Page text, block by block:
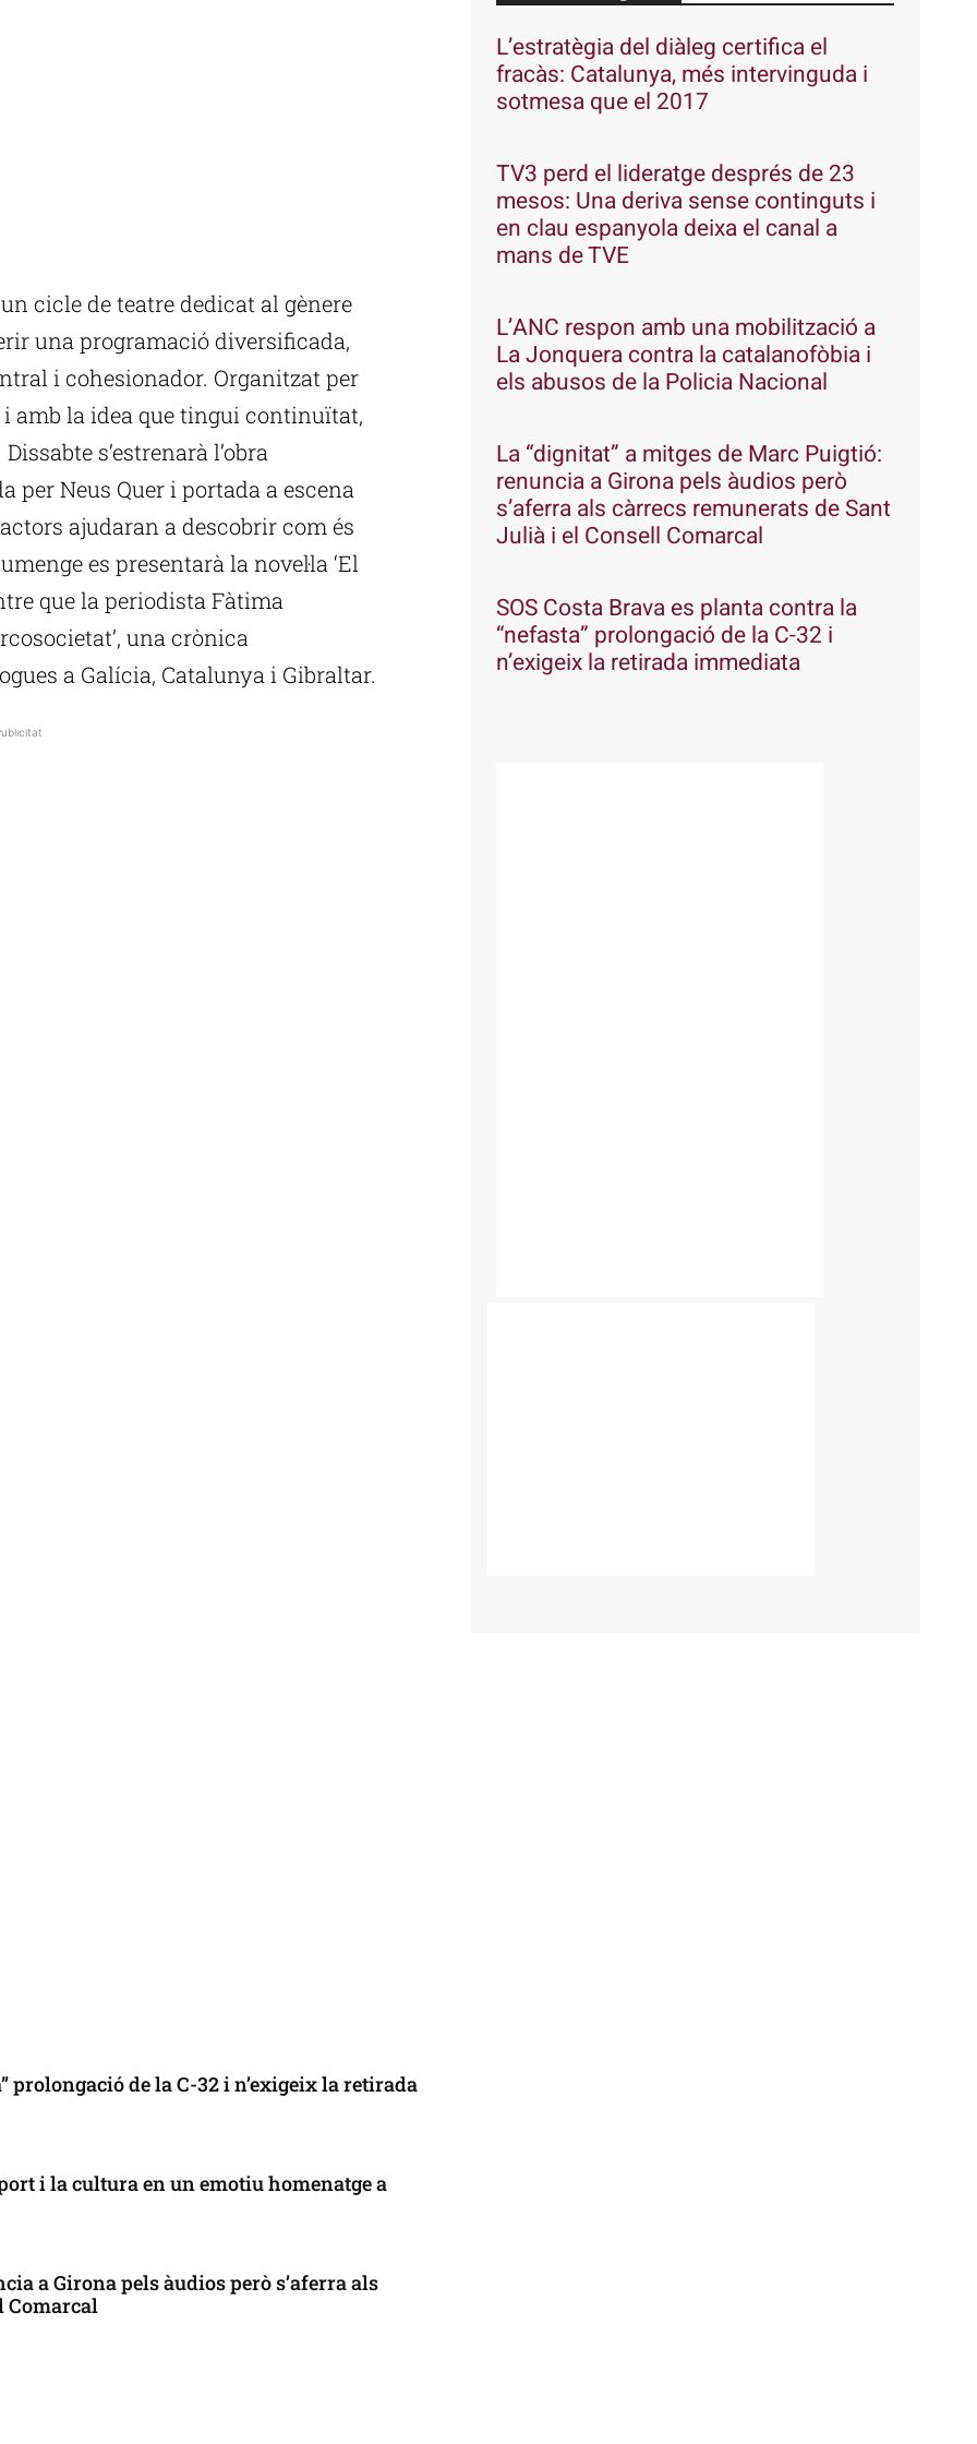
cicle de teatre dedicat al gènere
una programació diversificada,
i cohesionador. Organitzat per
i amb la idea que tingui continuïtat,
s’estrenarà l’obra
per Neus Quer i portada a escena
ajudaran a descobrir com és
es presentarà la novel·la ‘El
que la periodista Fàtima
una crònica
a Galícia, Catalunya i Gibraltar.
prolongació de la C-32 i n’exigeix la retirada
i la cultura en un emotiu homenatge a
a Girona pels àudios però s’aferra als
Comarcal
L’estratègia del diàleg certifica el
fracàs: Catalunya, més intervinguda i
sotmesa que el 2017
TV3 perd el lideratge després de 23
mesos: Una deriva sense continguts i
en clau espanyola deixa el canal a
mans de TVE
L’ANC respon amb una mobilització a
La Jonquera contra la catalanofòbia i
els abusos de la Policia Nacional
La “dignitat” a mitges de Marc Puigtió:
renuncia a Girona pels àudios però
s’aferra als càrrecs remunerats de Sant
Julià i el Consell Comarcal
SOS Costa Brava es planta contra la
“nefasta” prolongació de la C-32 i
n’exigeix la retirada immediata